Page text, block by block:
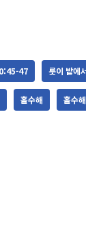
47 룻이 밭에
홀수해 홀수